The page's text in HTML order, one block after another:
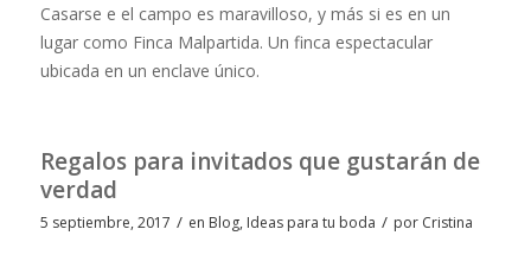
Casarse e el campo es maravilloso, y más si es en un
lugar como Finca Malpartida. Un finca espectacular
ubicada en un enclave único.
Regalos para invitados que gustarán de
verdad
5 septiembre, 2017 / en Blog, Ideas para tu boda / por Cristina